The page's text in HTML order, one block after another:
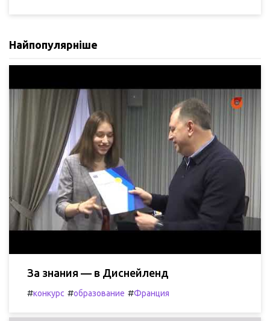
Найпопулярніше
За знания — в Диснейленд
#конкурс #образование #Франция